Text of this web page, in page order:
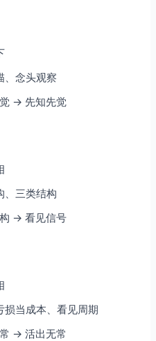
、念头观察
→ 先知先觉
、三类结构
→ 看见信号
损当成本、看见周期
→ 活出无常